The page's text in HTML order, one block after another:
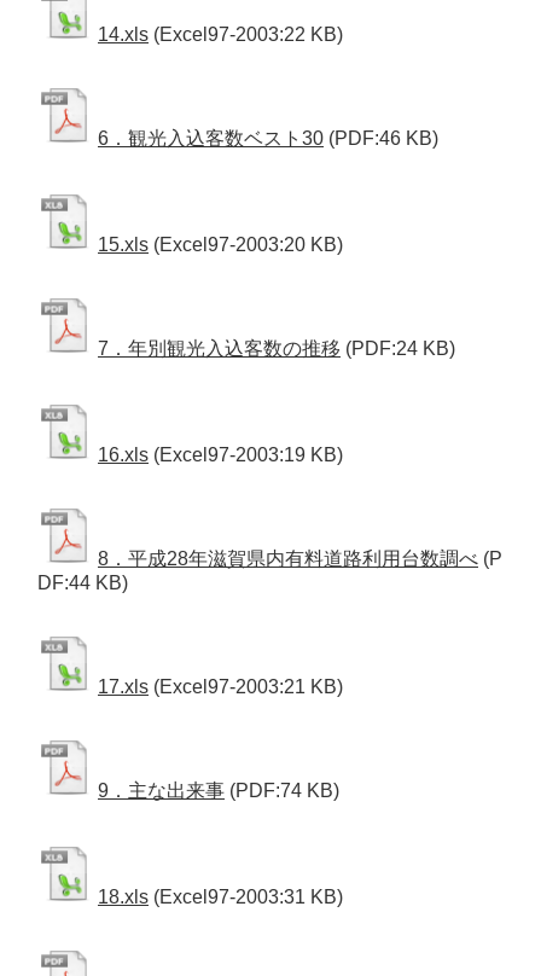
14.xls (Excel97-2003:22 KB)
6．観光入込客数ベスト30 (PDF:46 KB)
15.xls (Excel97-2003:20 KB)
7．年別観光入込客数の推移 (PDF:24 KB)
16.xls (Excel97-2003:19 KB)
8．平成28年滋賀県内有料道路利用台数調べ (P
DF:44 KB)
17.xls (Excel97-2003:21 KB)
9．主な出来事 (PDF:74 KB)
18.xls (Excel97-2003:31 KB)